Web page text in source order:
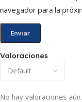
Valoraciones
No hay valoraciones aún.
navegador para la